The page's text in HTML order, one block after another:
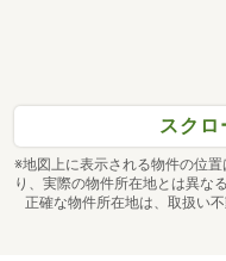
スクロ
※地図上に表示される物件の位
り、実際の物件所在地とは異な
正確な物件所在地は、取扱い